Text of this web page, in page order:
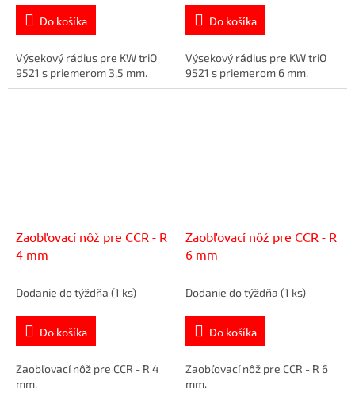
Do košíka
Výsekový rádius pre KW triO
9521 s priemerom 3,5 mm.
Do košíka
Výsekový rádius pre KW triO
9521 s priemerom 6 mm.
Zaobľovací nôž pre CCR - R
4 mm
Dodanie do týždňa (1 ks)
Do košíka
Zaobľovací nôž pre CCR - R 4
mm.
Zaobľovací nôž pre CCR - R
6 mm
Dodanie do týždňa (1 ks)
Do košíka
Zaobľovací nôž pre CCR - R 6
mm.